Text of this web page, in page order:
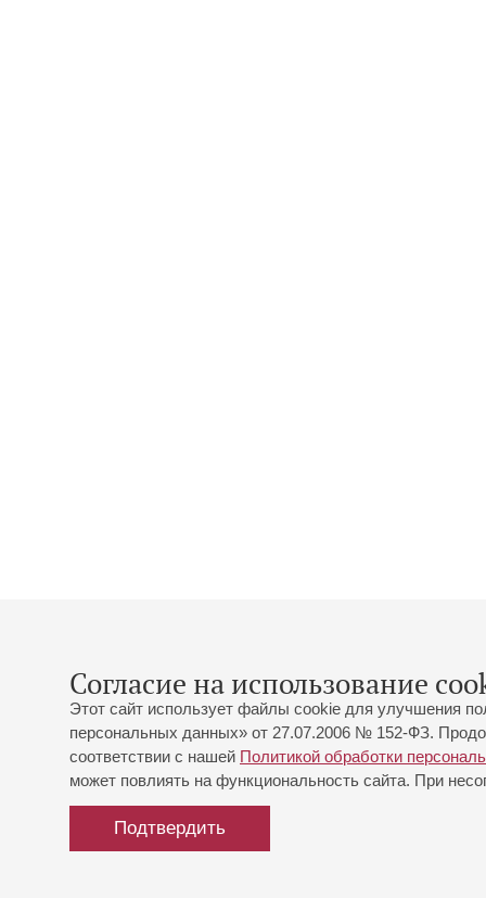
Согласие на использование
Этот сайт использует файлы cookie для улучшения
персональных данных» от 27.07.2006 № 152-ФЗ.
соответствии с нашей Политикой обработки
может повлиять на функциональность сайта. При
Подтвердить